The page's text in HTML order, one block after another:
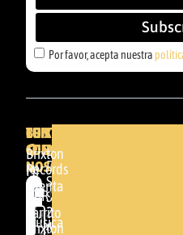
Por favor, acepta nuestra
BRIXTON
DENDA -
SHOP
Somera
24
48005 -
BRIXTON
Brixton
Records
GBR
Música
TU
CUENTA
Mi
cuenta
Carrito
Brixton
CONTACTA
CON
NOSOTROS
Por
favor,